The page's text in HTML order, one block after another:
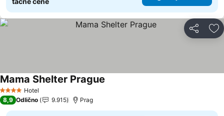
Deli
4 ZvezdiceHotel
Mama Shelter Prague
8,9 Odlično 9.915 Prag